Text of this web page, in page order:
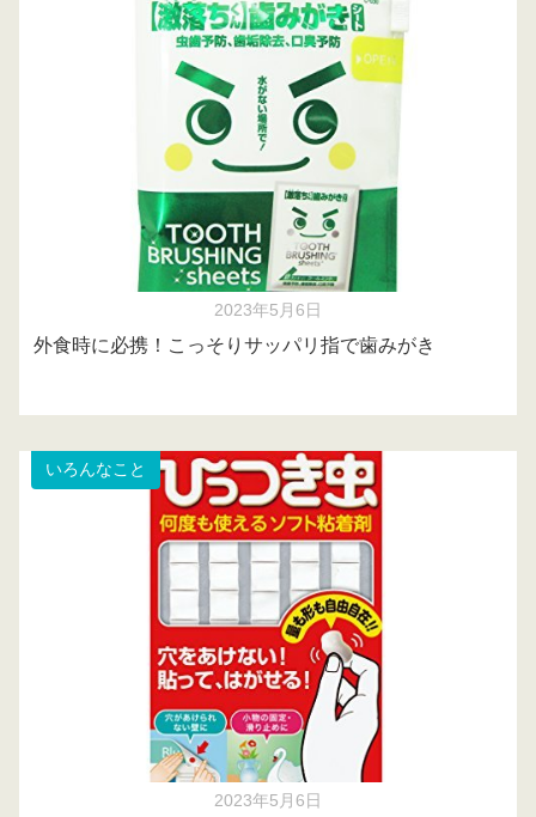
2023年5月6日
外食時に必携！こっそりサッパリ指で歯みがき
いろんなこと
2023年5月6日